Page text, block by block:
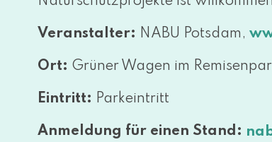
Veranstalter: NABU Potsdam,
Ort: Grüner Wagen im
Eintritt: Parkeintritt
Anmeldung für einen Stand: